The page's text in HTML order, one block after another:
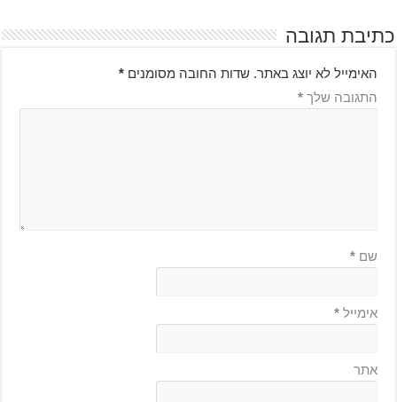
כתיבת תגובה
האימייל לא יוצג באתר. שדות החובה מסומנים *
התגובה שלך *
שם *
אימייל *
אתר